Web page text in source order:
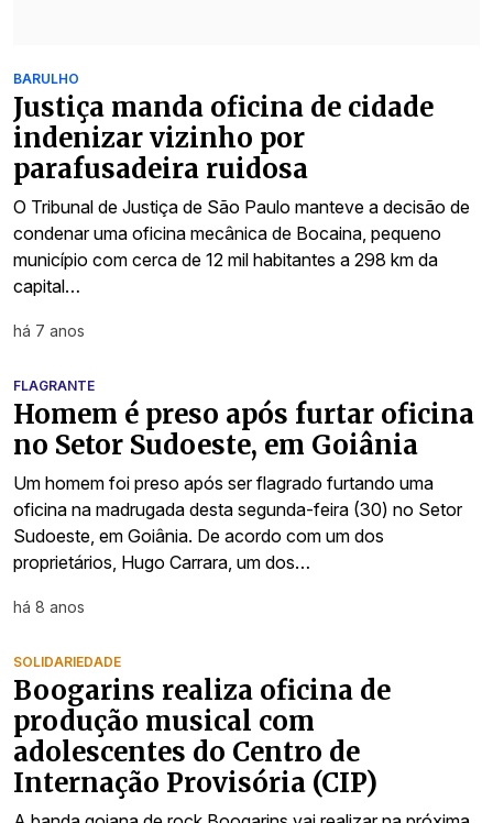
BARULHO
Justiça manda oficina de cidade
indenizar vizinho por
parafusadeira ruidosa
O Tribunal de Justiça de São Paulo manteve a decisão de
condenar uma oficina mecânica de Bocaina, pequeno
município com cerca de 12 mil habitantes a 298 km da
capital…
há 7 anos
FLAGRANTE
Homem é preso após furtar oficina
no Setor Sudoeste, em Goiânia
Um homem foi preso após ser flagrado furtando uma
oficina na madrugada desta segunda-feira (30) no Setor
Sudoeste, em Goiânia. De acordo com um dos
proprietários, Hugo Carrara, um dos…
há 8 anos
SOLIDARIEDADE
Boogarins realiza oficina de
produção musical com
adolescentes do Centro de
Internação Provisória (CIP)